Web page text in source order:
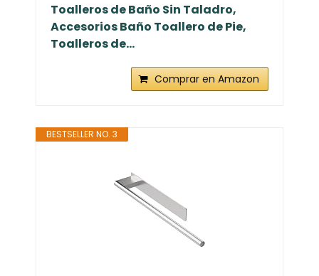
Toalleros de Baño Sin Taladro,
Accesorios Baño Toallero de Pie,
Toalleros de...
Comprar en Amazon
BESTSELLER NO. 3